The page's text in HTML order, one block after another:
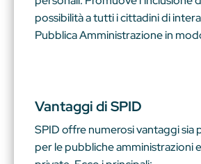
possibilità a tutti i cittadini di
Pubblica Amministrazione in
Vantaggi di SPID
SPID offre numerosi vantaggi sia
per le pubbliche amministrazioni